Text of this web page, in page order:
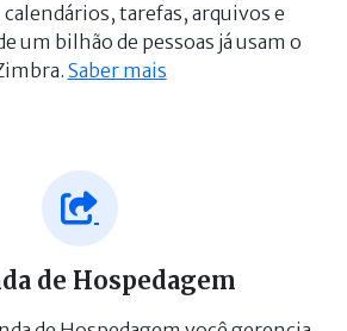
tarefas, arquivos e
um bilhão de pessoas já usam o
Saber mais
de Hospedagem